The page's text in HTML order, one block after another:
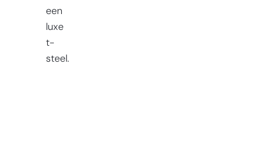
een
luxe
t-
steel.